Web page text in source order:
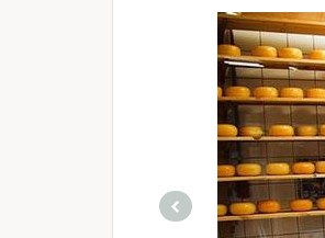
NOVEDADES DE NUESTRO